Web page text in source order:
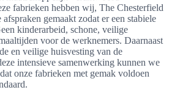
fabrieken hebben wij, The Chesterfield
gemaakt zodat er een stabiele
kinderarbeid, schone, veilige
voor de werknemers. Daarnaast
en veilige huisvesting van de
intensieve samenwerking kunnen we
onze fabrieken met gemak voldoen